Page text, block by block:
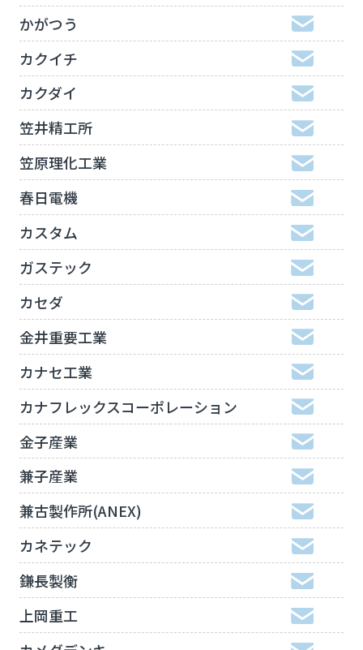
かがつう
カクイチ
カクダイ
笠井精工所
笠原理化工業
春日電機
カスタム
ガステック
カセダ
金井重要工業
カナセ工業
カナフレックスコーポレーション
金子産業
兼子産業
兼古製作所(ANEX)
カネテック
鎌長製衡
上岡重工